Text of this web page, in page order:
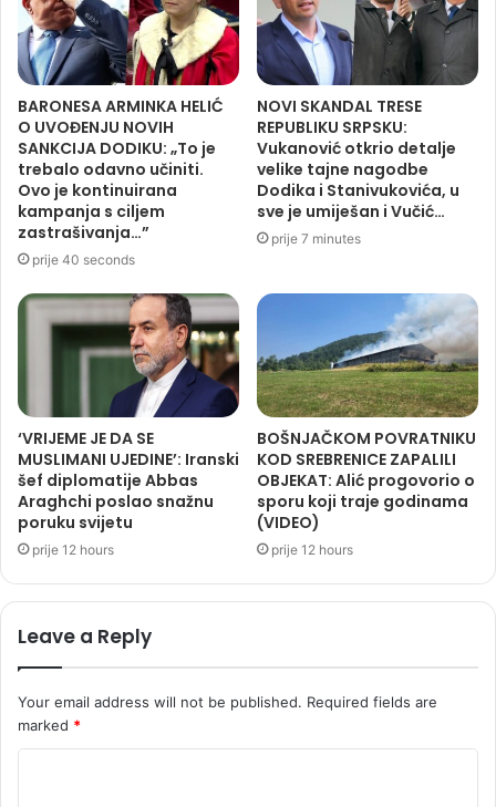
BARONESA ARMINKA HELIĆ
O UVOĐENJU NOVIH
SANKCIJA DODIKU: „To je
trebalo odavno učiniti.
Ovo je kontinuirana
kampanja s ciljem
zastrašivanja…”
prije 40 seconds
NOVI SKANDAL TRESE
REPUBLIKU SRPSKU:
Vukanović otkrio detalje
velike tajne nagodbe
Dodika i Stanivukovića, u
sve je umiješan i Vučić…
prije 7 minutes
‘VRIJEME JE DA SE
MUSLIMANI UJEDINE’: Iranski
šef diplomatije Abbas
Araghchi poslao snažnu
poruku svijetu
prije 12 hours
BOŠNJAČKOM POVRATNIKU
KOD SREBRENICE ZAPALILI
OBJEKAT: Alić progovorio o
sporu koji traje godinama
(VIDEO)
prije 12 hours
Leave a Reply
Your email address will not be published. Required fields are
marked *